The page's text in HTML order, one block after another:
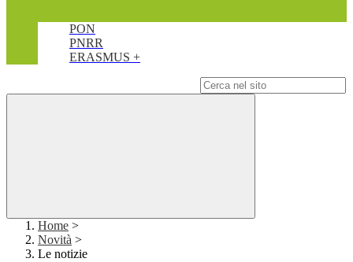
PON
PNRR
ERASMUS +
Home >
Novità >
Le notizie